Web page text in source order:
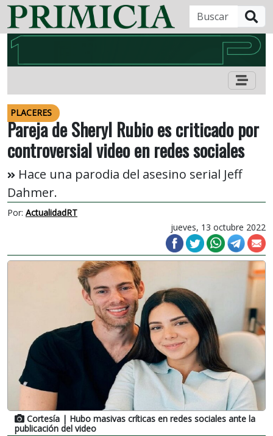
PLACERES
Pareja de Sheryl Rubio es criticado por
controversial video en redes sociales
Hace una parodia del asesino serial Jeff
Dahmer.
Por: ActualidadRT
jueves, 13 octubre 2022
Cortesía | Hubo masivas críticas en redes sociales ante la
publicación del video